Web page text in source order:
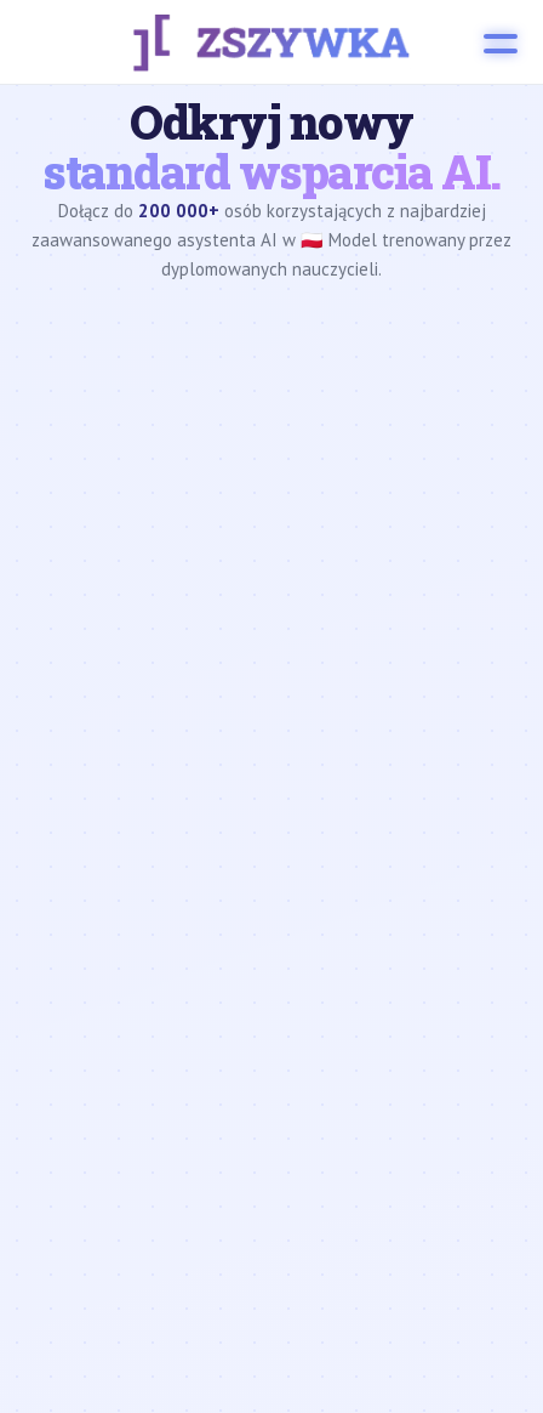
Odkryj nowy
standard wsparcia AI.
Dołącz do 200 000+ osób korzystających z najbardziej
zaawansowanego asystenta AI w 🇵🇱 Model trenowany przez
dyplomowanych nauczycieli.